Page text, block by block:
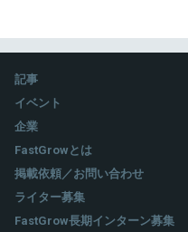
ーへ就任し、その後は急速
ールス組織全体の統括責任
関連情報をみる
記事
イベント
企業
FastGrowとは
掲載依頼／お問い合わせ
ライター募集
FastGrow長期インターン募集